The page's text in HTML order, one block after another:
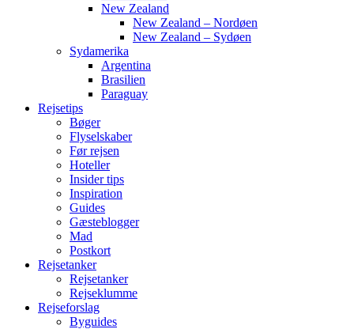
New Zealand
New Zealand – Nordøen
New Zealand – Sydøen
Sydamerika
Argentina
Brasilien
Paraguay
Rejsetips
Bøger
Flyselskaber
Før rejsen
Hoteller
Insider tips
Inspiration
Guides
Gæsteblogger
Mad
Postkort
Rejsetanker
Rejsetanker
Rejseklumme
Rejseforslag
Byguides